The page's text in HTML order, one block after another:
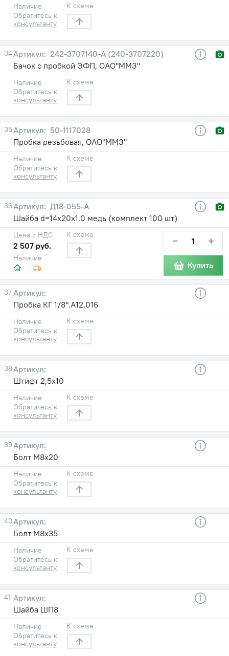
Наличие
Обратитесь к
консультанту
К схеме
34
242-3707140-А (240-3707220)
Бачок с пробкой ЭФП, ОАО"ММЗ"
Наличие
Обратитесь к
консультанту
К схеме
35
50-1117028
Пробка резьбовая, ОАО"ММЗ"
Наличие
Обратитесь к
консультанту
К схеме
36
Д18-055-А
Шайба d=14х20х1,0 медь (комплект 100 шт)
Наличие
Цена с НДС
2 507 руб.
К схеме − +
Купить
37
Пробка КГ 1/8".А12.016
Наличие
Обратитесь к
консультанту
К схеме
38
Штифт 2,5х10
Наличие
Обратитесь к
консультанту
К схеме
39
Болт М8х20
Наличие
Обратитесь к
консультанту
К схеме
40
Болт М8х35
Наличие
Обратитесь к
консультанту
К схеме
41
Шайба ШП8
Наличие
Обратитесь к
консультанту
К схеме